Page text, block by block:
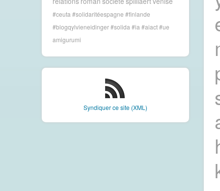
#ceuta #solidaritéespagne #finlande
#blogqylvieneidinger #solida #ia #aiact #ue
amigurumi
Syndiquer ce site (XML)